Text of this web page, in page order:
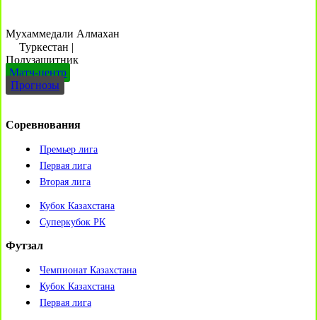
Мухаммедали Алмахан
Туркестан |
Полузащитник
Матч-центр
Прогнозы
Соревнования
Премьер лига
Первая лига
Вторая лига
Кубок Казахстана
Суперкубок РК
Футзал
Чемпионат Казахстана
Кубок Казахстана
Первая лига